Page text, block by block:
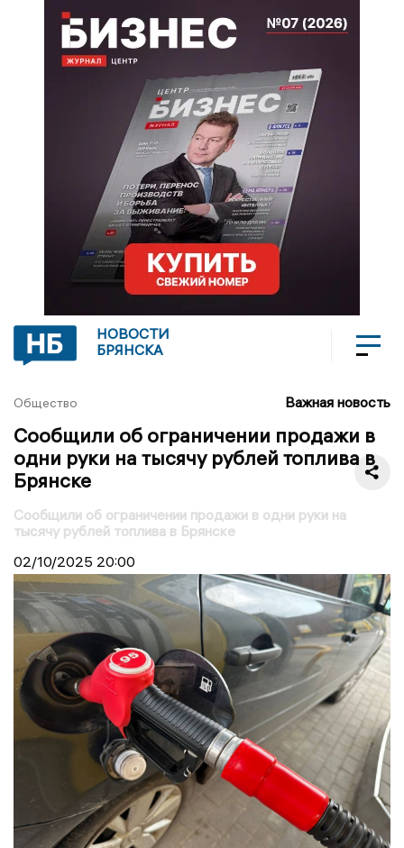
НОВОСТИ
БРЯНСКА
Общество Важная новость
Сообщили об ограничении продажи в
одни руки на тысячу рублей топлива в
Брянске
Сообщили об ограничении продажи в одни руки на
тысячу рублей топлива в Брянске
02/10/2025 20:00